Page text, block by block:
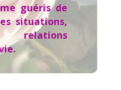
guéris de
situations,
relations